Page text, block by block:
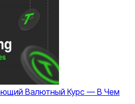
Валютный Курс — В Чем